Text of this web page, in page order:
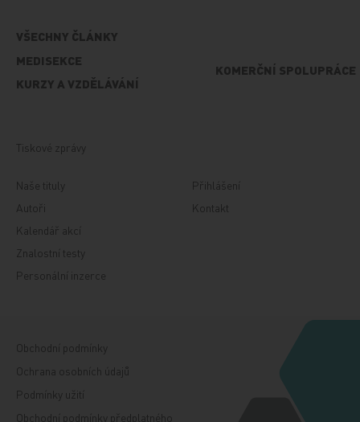
VŠECHNY ČLÁNKY
MEDISEKCE
KURZY A VZDĚLÁVÁNÍ
KOMERČNÍ SPOLUPRÁCE
Tiskové zprávy
Naše tituly
Autoři
Kalendář akcí
Znalostní testy
Personální inzerce
Přihlášení
Kontakt
Obchodní podmínky
Ochrana osobních údajů
Podmínky užití
Obchodní podmínky předplatného